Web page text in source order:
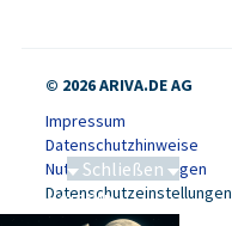
© 2026 ARIVA.DE AG
Impressum
Datenschutzhinweise
Nutzungsbedingungen
Datenschutzeinstellungen
Schließen
Saga bei 0,53 CAD